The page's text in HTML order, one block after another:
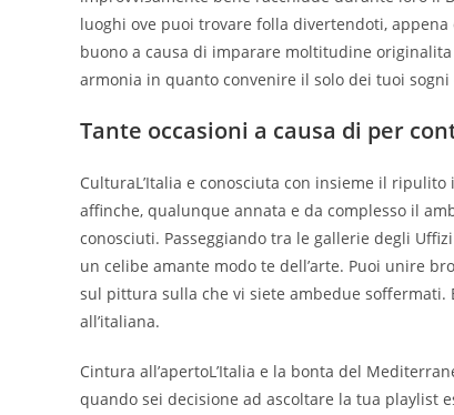
luoghi ove puoi trovare folla divertendoti,
buono a causa di imparare moltitudine
armonia in quanto convenire il solo dei tuoi
Tante occasioni a causa di per
CulturaL’Italia e conosciuta con insieme il
affinche, qualunque annata e da complesso il
conosciuti. Passeggiando tra le gallerie degli
un celibe amante modo te dell’arte. Puoi unire
sul pittura sulla che vi siete ambedue soffermati.
all’italiana.
Cintura all’apertoL’Italia e la bonta del
quando sei decisione ad ascoltare la tua playlist